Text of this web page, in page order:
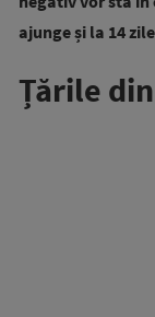
ajunge și la 14
Țările